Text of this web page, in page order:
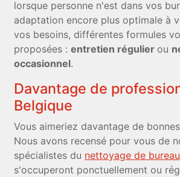
lorsque personne n'est dans vos
adaptation encore plus optimale à
vos besoins, différentes formules
proposées :entretien régulier ou
occasionnel.
Davantage de
Belgique
Vous aimeriez davantage de
Nous avons recensé pour vous de
spécialistes du nettoyage de
s'occuperont ponctuellement ou